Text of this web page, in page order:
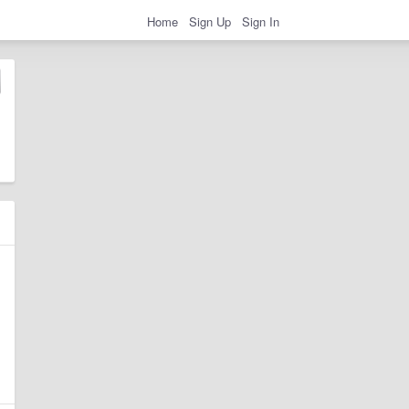
Home Sign Up Sign In